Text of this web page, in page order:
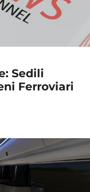
Sedili
Ferroviari